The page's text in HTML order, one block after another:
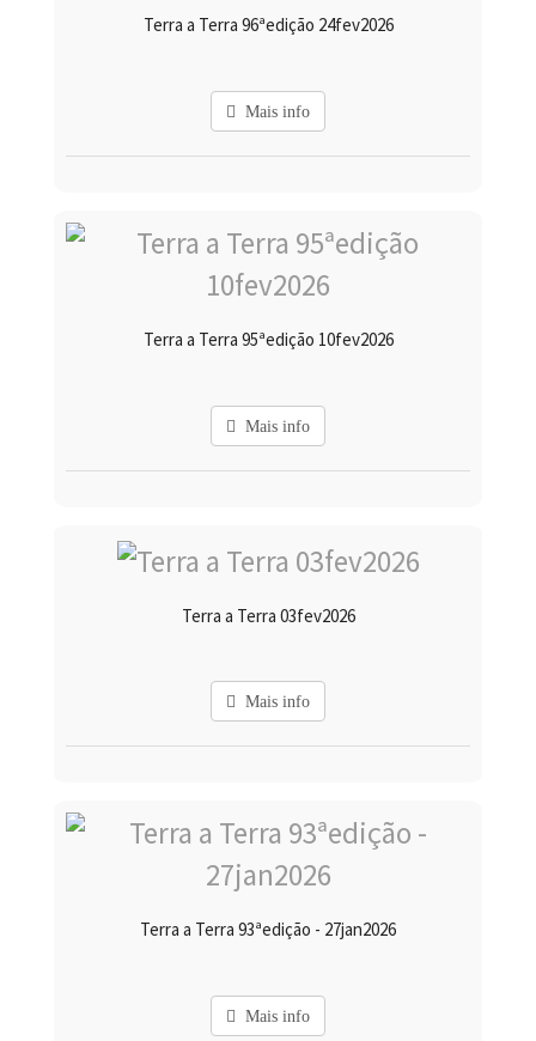
Terra a Terra 96ªedição 24fev2026
Mais info
Terra a Terra 95ªedição 10fev2026
Mais info
Terra a Terra 03fev2026
Mais info
Terra a Terra 93ªedição - 27jan2026
Mais info